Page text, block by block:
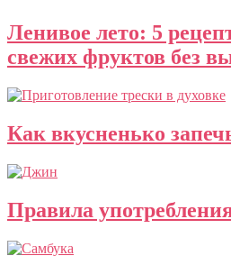
Ленивое лето: 5
свежих фруктов без
Как вкусненько
Правила